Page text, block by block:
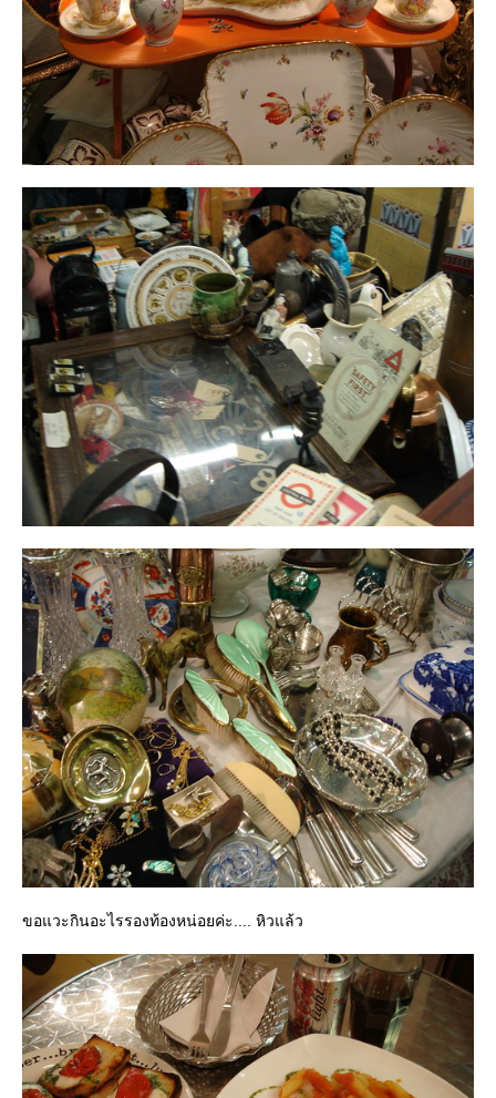
ขอแวะกินอะไรรองท้องหน่อยค่ะ.... หิวแล้ว